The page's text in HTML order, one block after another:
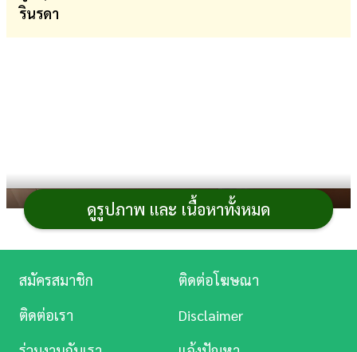
รินรดา
ดูรูปภาพ และ เนื้อหาทั้งหมด
การ
ดู
หนัง
สมัครสมาชิก
ติดต่อโฆษณา
ติดต่อเรา
Disclaimer